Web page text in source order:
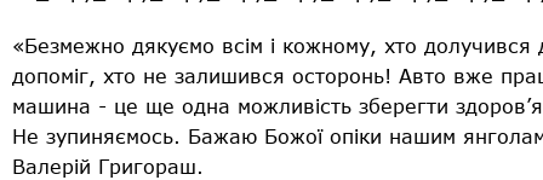
«Безмежно дякуємо всім і кожному, хто долучився
допоміг, хто не залишився осторонь! Авто вже
машина - це ще одна можливість зберегти
Не зупиняємось. Бажаю Божої опіки нашим
Валерій Григораш.